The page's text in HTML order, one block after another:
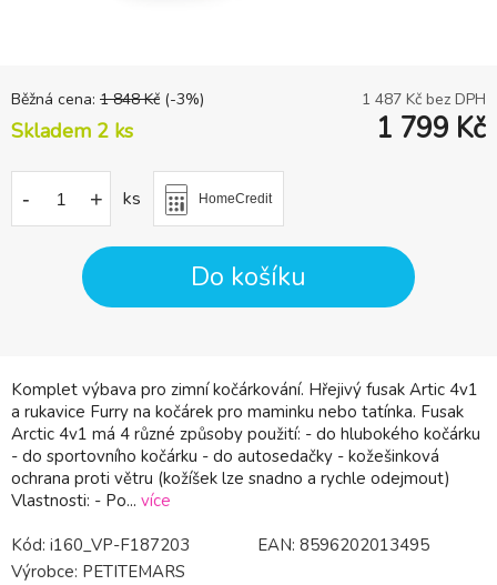
Komplet výbava pro zimní kočárkování. Hřejivý fusak Artic 4v1
a rukavice Furry na kočárek pro maminku nebo tatínka. Fusak
Arctic 4v1 má 4 různé způsoby použití: - do hlubokého kočárku
- do sportovního kočárku - do autosedačky - kožešinková
ochrana proti větru (kožíšek lze snadno a rychle odejmout)
Vlastnosti: - Po... více
Běžná cena: 1 848 Kč (-3%) 1 487 Kč bez DPH
Skladem 2 ks 1 799 Kč
- + ks HomeCredit
Do košíku
Kód: i160_VP-F187203 EAN: 8596202013495
Výrobce: PETITEMARS